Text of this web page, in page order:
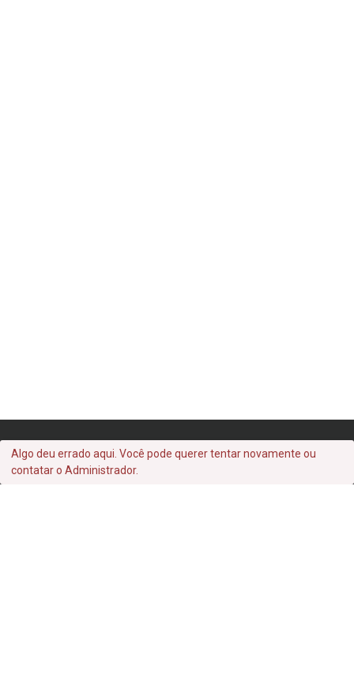
Archives
Algo deu errado aqui. Você pode querer tentar novamente ou
contatar o Administrador.